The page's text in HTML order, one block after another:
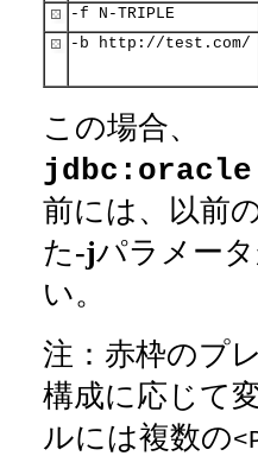
-f N-TRIPLE
-b http://test.com/
この場合、
前には、以前
た-jパラメー
い。
注：赤枠のプ
構成に応じて
ルには複数の